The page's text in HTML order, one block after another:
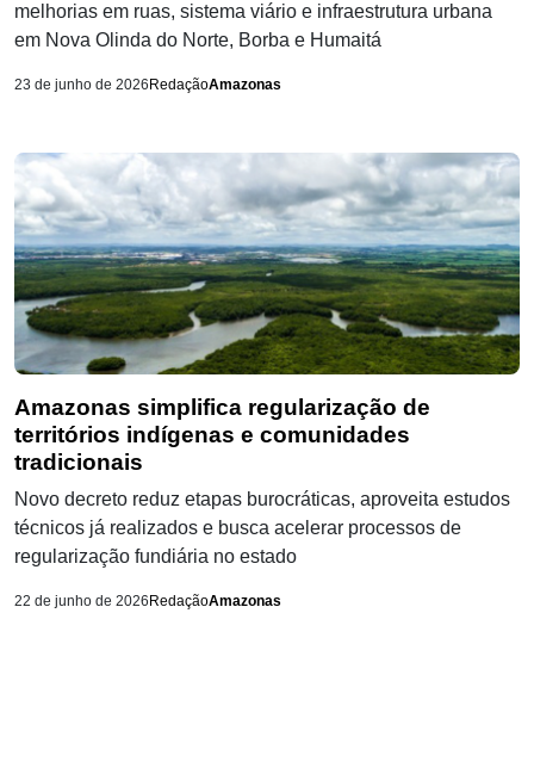
melhorias em ruas, sistema viário e infraestrutura urbana
em Nova Olinda do Norte, Borba e Humaitá
23 de junho de 2026 RedaçãoAmazonas
Amazonas simplifica regularização de
territórios indígenas e comunidades
tradicionais
Novo decreto reduz etapas burocráticas, aproveita estudos
técnicos já realizados e busca acelerar processos de
regularização fundiária no estado
22 de junho de 2026 RedaçãoAmazonas